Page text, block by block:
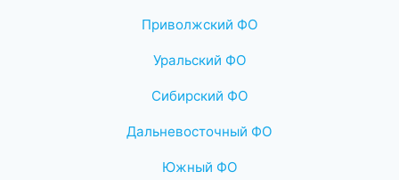
Приволжский ФО
Уральский ФО
Сибирский ФО
Дальневосточный ФО
Южный ФО